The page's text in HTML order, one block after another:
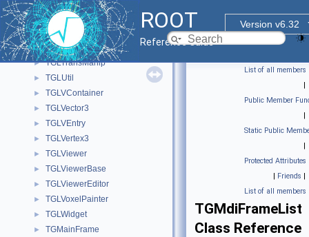
ROOT
Version v6.32
Reference Guide
► TGLTF3Painter
► TGLTH3Composition
► TGLTH3CompositionPainter
► TGLTH3Slice
► TGLTransManip
► TGLUtil
► TGLVContainer
► TGLVector3
► TGLVEntry
► TGLVertex3
► TGLViewer
► TGLViewerBase
► TGLViewerEditor
► TGLVoxelPainter
► TGLWidget
► TGMainFrame
List of all members
|
Public Member
|
Static Public
|
Protected Attributes
| Friends |
List of all members
TGMdiFrameList
Class Reference